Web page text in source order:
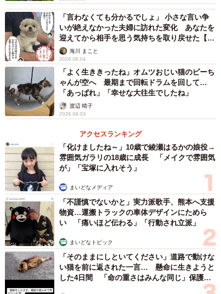
――当該の旦那さんとの位置関係は？
その日は検査の日で、待ち時間が長くなることを見越して
私は待合室の隅っこに座っていたのですが、運悪く、その
夫婦は私の斜め前の近い場所に座りました。手を伸ばせば
旦那さんの肩に届くくらいの距離感です。
結局、夫婦が診察室へ移動×2回と、最後の会計、帰宅まで
全て見届けることとなり、トータル1時間弱は病院に滞在さ
前述のとおり狭い待合室なので、逃げ場もなく、どうしよ
うもないという感じでした。
――それは苦しかったですね。
私の場合、食べづわり（空腹感が気持ち悪い）と匂いづわ
りなんです。その日は前日夜から絶食で検査に来てたので
すでに気持ち悪かった上、例のココナッツ臭で、フルコン
ボの時間でした。
それでも比較的軽い方かと。酷い時はもどしてしまうけ
ど、普通の時は常に乗り物酔いをしている感じ…といった
「言わなくても分かるでしょ」 小さな言い争
いが絶えなかった夫婦に訪れた変化 あなたを
迎えてから相手を思う気持ちを取り戻せた【漫
画】海川 まこと
2026.08.04
「よく生ききったね」オムツおじい猫のピーち
ゃんが空へ 最期まで回転ドラムを回して…
「あっぱれ」「幸せな大往生でしたね」
渡辺 晴子
2026.08.03
アクセスランキング
「化けましたね～」10歳で綾瀬はるかの娘役→
雰囲気ガラリの18歳に成長 「メイクで雰囲気
が」「宝塚に入れそう」
まいどなメディア
「不謹慎でないかと」実力派歌手、熊本へ支援
物資…運搬トラックの車体デザインにためら
い 「痛いほど伝わる」「行動され立派」
まいどなトピック
「そのままにしといてください」道路で動けな
い猫を前に返された一言… 懸命に生きようと
した4日間 「命の重さはみんな同じ」保護団